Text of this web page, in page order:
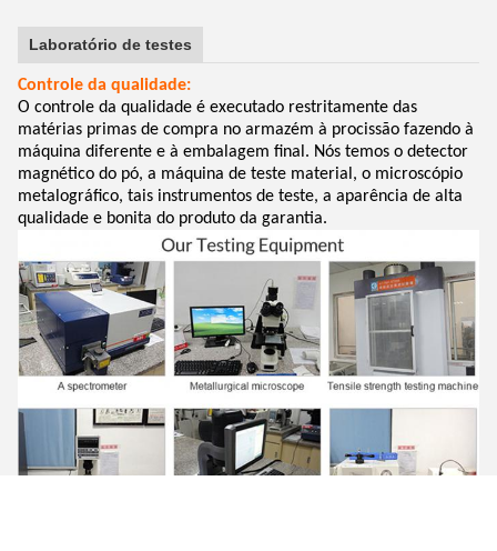
Laboratório de testes
Controle da qualidade:
O controle da qualidade é executado restritamente das
matérias primas de compra no armazém à procissão fazendo à
máquina diferente e à embalagem final. Nós temos o detector
magnético do pó, a máquina de teste material, o microscópio
metalográfico, tais instrumentos de teste, a aparência de alta
qualidade e bonita do produto da garantia.